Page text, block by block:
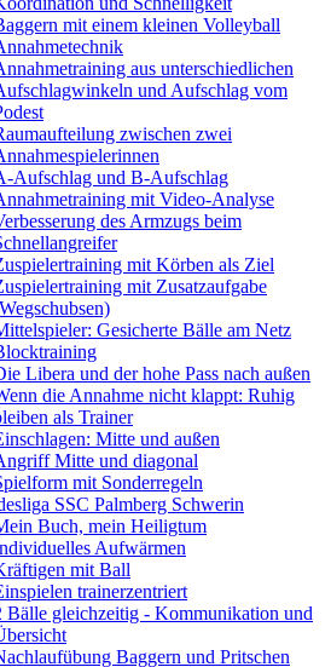
mit einem kleinen Volleyball
aus unterschiedlichen
und Aufschlag vom
zwischen zwei
Aufschlag und B-Aufschlag
mit Video-Analyse
des Armzugs beim
mit Körben als Ziel
mit Zusatzaufgabe
Gesicherte Bälle am Netz
Libera und der hohe Pass nach außen
die Annahme nicht klappt: Ruhig
als Trainer
Mitte und außen
Mitte und diagonal
mit Sonderregeln
SSC Palmberg Schwerin
Buch, mein Heiligtum
Aufwärmen
mit Ball
trainerzentriert
Bälle gleichzeitig - Kommunikation und
Baggern und Pritschen